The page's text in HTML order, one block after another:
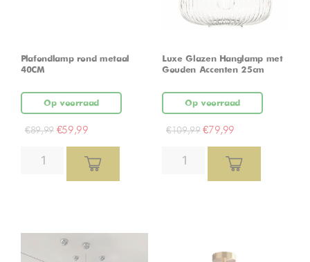
Plafondlamp rond metaal
40CM
Op voorraad
€89,99 €59,99
Luxe Glazen Hanglamp met
Gouden Accenten 25cm
Op voorraad
€109,99 €79,99